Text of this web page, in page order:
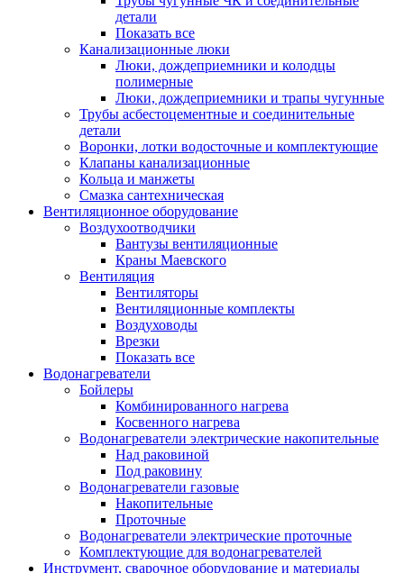
детали
Показать все
Канализационные люки
Люки, дождеприемники и колодцы
полимерные
Люки, дождеприемники и трапы чугунные
Трубы асбестоцементные и соединительные
детали
Воронки, лотки водосточные и комплектующие
Клапаны канализационные
Кольца и манжеты
Смазка сантехническая
Вентиляционное оборудование
Воздухоотводчики
Вантузы вентиляционные
Краны Маевского
Вентиляция
Вентиляторы
Вентиляционные комплекты
Воздуховоды
Врезки
Показать все
Водонагреватели
Бойлеры
Комбинированного нагрева
Косвенного нагрева
Водонагреватели электрические накопительные
Над раковиной
Под раковину
Водонагреватели газовые
Накопительные
Проточные
Водонагреватели электрические проточные
Комплектующие для водонагревателей
Инструмент, сварочное оборудование и материалы